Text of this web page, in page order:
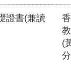
證書(兼讀
(